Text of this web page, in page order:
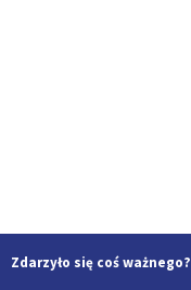
Zdarzyło się coś ważnego?